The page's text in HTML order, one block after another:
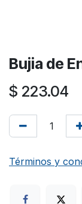
Bujia de
$ 223.04
Términos y